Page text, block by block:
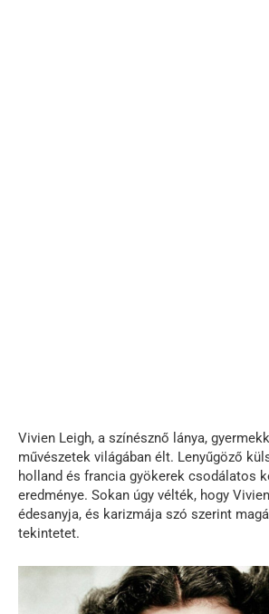
Vivien Leigh, a színésznő lánya,
művészetek világában élt. Lenyűgöző
holland és francia gyökerek csodálatos
eredménye. Sokan úgy vélték, hogy
édesanyja, és karizmája szó szerint
tekintetet.